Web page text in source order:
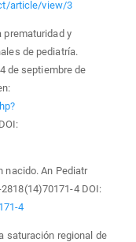
article/view/3
prematuridad y
de pediatría.
de septiembre de
nacido. An Pediatr
4 DOI:
4
saturación regional de